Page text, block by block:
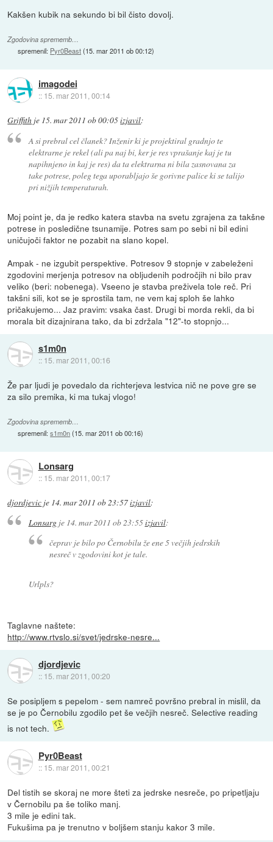
Kakšen kubik na sekundo bi bil čisto dovolj.
Zgodovina sprememb…
spremenil: Pyr0Beast(15. mar 2011 ob 00:12)
imagodei
:: 15. mar 2011, 00:14
Griffith je 15. mar 2011 ob 00:05izjavil:
A si prebral cel članek? Inženir ki je projektiral gradnjo te
elektrarne je rekel (ali pa naj bi, ker je res vprašanje kaj je tu
napihnjeno in kaj je res) da ta elektrarna ni bila zasnovana za
take potrese, poleg tega uporabljajo še gorivne palice ki se talijo
pri nižjih temperaturah.
Moj point je, da je redko katera stavba na svetu zgrajena za takšne
potrese in posledične tsunamije. Potres sam po sebi ni bil edini
uničujoči faktor ne pozabit na slano kopel.
Ampak - ne izgubit perspektive. Potresov 9 stopnje v zabeleženi
zgodovini merjenja potresov na obljudenih področjih ni bilo prav
veliko (beri: nobenega). Vseeno je stavba preživela tole reč. Pri
takšni sili, kot se je sprostila tam, ne vem kaj sploh še lahko
pričakujemo... Jaz pravim: vsaka čast. Drugi bi morda rekli, da bi
morala bit dizajnirana tako, da bi zdržala "12"-to stopnjo...
s1m0n
:: 15. mar 2011, 00:16
Že par ljudi je povedalo da richterjeva lestvica nič ne pove gre se
za silo premika, ki ma tukaj vlogo!
Zgodovina sprememb…
spremenil:s1m0n(15. mar 2011 ob 00:16)
Lonsarg
:: 15. mar 2011, 00:17
djordjevic je 14. mar 2011 ob 23:57izjavil:
Lonsargje 14. mar 2011 ob 23:55izjavil:
čeprav je bilo po Černobilu že ene 5 večjih jedrskih
nesreč v zgodovini kot je tale.
Urlpls?
Taglavne naštete:
http://www.rtvslo.si/svet/jedrske-nesre...
djordjevic
:: 15. mar 2011, 00:20
Se posipljem s pepelom - sem namreč površno prebral in mislil, da
se je po Černobilu zgodilo pet še večjih nesreč. Selective reading
is not tech.
Pyr0Beast
:: 15. mar 2011, 00:21
Del tistih se skoraj ne more šteti za jedrske nesreče, po pripetljaju
v Černobilu pa še toliko manj.
3 mile je edini tak.
Fukušima pa je trenutno v boljšem stanju kakor 3 mile.